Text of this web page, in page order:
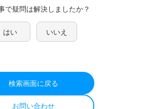
で疑問は解決しましたか？
はい いいえ
検索画面に戻る
お問い合わせ